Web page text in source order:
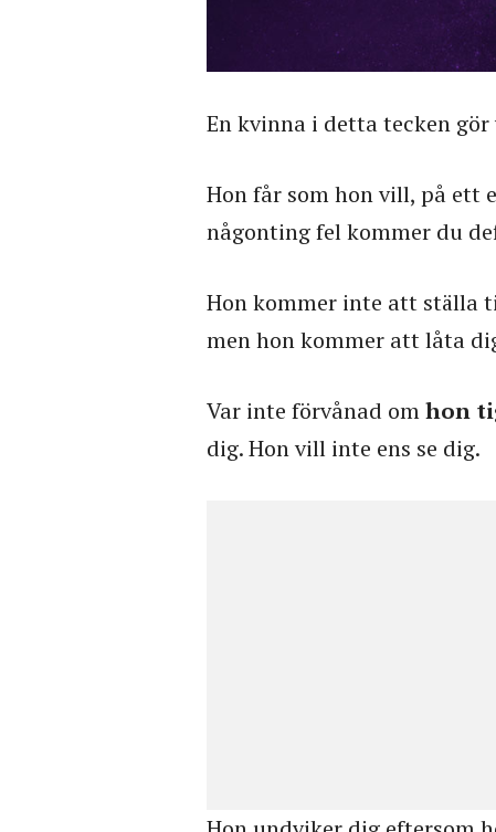
En kvinna i detta tecken
Hon får som hon vill, på ett
någonting fel kommer du
Hon kommer inte att ställa
men hon kommer att låta
Var inte förvånad omhon
dig. Hon vill inte ens se dig.